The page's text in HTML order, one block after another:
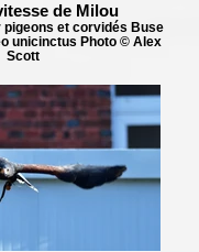
de Milou
pigeons et corvidés Buse
unicinctus Photo © Alex
Scott